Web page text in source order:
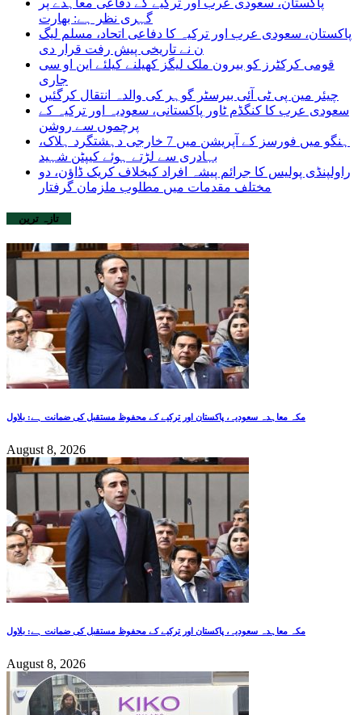
پاکستان، سعودی عرب اور ترکیے کے دفاعی معاہدے پر
گہری نظر ہے: بھارت
پاکستان، سعودی عرب اور ترکیہ کا دفاعی اتحاد، مسلم لیگ
ن نے تاریخی پیش رفت قرار دی
قومی کرکٹرز کو بیرون ملک لیگز کھیلنے کیلئے این او سی
جاری
چیئر مین پی ٹی آئی بیرسٹر گوہر کی والدہ انتقال کرگئیں
سعودی عرب کا کنگڈم ٹاور پاکستانی، سعودیہ اور ترکیہ کے
پرچموں سے روشن
ہنگو میں فورسز کے آپریشن میں 7 خارجی دہشتگرد ہلاک،
بہادری سے لڑتے ہوئے کیپٹن شہید
راولپنڈی پولیس کا جرائم پیشہ افراد کیخلاف کریک ڈاؤن، دو
مختلف مقدمات میں مطلوب ملزمان گرفتار
تازہ ترین
مکہ معاہدہ سعودیہ، پاکستان اور ترکیے کے محفوظ مستقبل کی ضمانت ہے: بلاول
August 8, 2026
مکہ معاہدہ سعودیہ، پاکستان اور ترکیے کے محفوظ مستقبل کی ضمانت ہے: بلاول
August 8, 2026